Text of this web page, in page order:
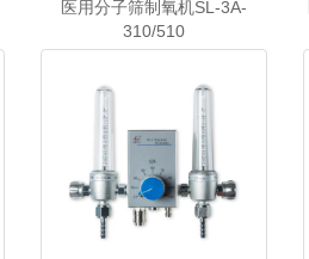
医用分子筛制氧机SL-3A-
310/510